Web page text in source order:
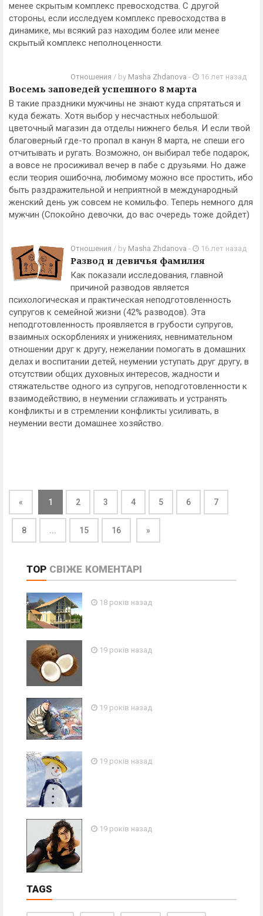
менее скрытым комплекс превосходства. С другой
стороны, если исследуем комплекс превосходства в
динамике, мы всякий раз находим более или менее
скрытый комплекс неполноценности.
Отношения / by Masha Zhdanova - 16 лет назад
Восемь заповедей успешного 8 марта
В такие праздники мужчины не знают куда спрятаться и
куда бежать. Хотя выбор у несчастных небольшой:
цветочный магазин да отделы нижнего белья. И если твой
благоверный где-то пропал в канун 8 марта, не спеши его
отчитывать и ругать. Возможно, он выбирал тебе подарок,
а вовсе не просиживал вечер в пабе с друзьями. Но даже
если теория ошибочна, любимому можно все простить, ибо
быть раздражительной и неприятной в международный
женский день уж совсем не комильфо. Теперь немного для
мужчин (Спокойно девочки, до вас очередь тоже дойдет)
Отношения / by Masha Zhdanova - 16 лет назад
Развод и девичья фамилия
Как показали исследования, главной
причиной разводов является
психологическая и практическая неподготовленность
супругов к семейной жизни (42% разводов). Эта
неподготовленность проявляется в грубости супругов,
взаимных оскорблениях и унижениях, невнимательном
отношении друг к другу, нежелании помогать в домашних
делах и воспитании детей, неумении уступать друг другу, в
отсутствии общих духовных интересов, жадности и
стяжательстве одного из супругов, неподготовленности к
взаимодействию, в неумении сглаживать и устранять
конфликты и в стремлении конфликты усиливать, в
неумении вести домашнее хозяйство.
« 1 2 3 4 5 6 7
8 ... 15 16 »
TOP СВІЖЕ КОМЕНТАРІ
18 років назад
19 років назад
19 років назад
19 років назад
19 років назад
TAGS